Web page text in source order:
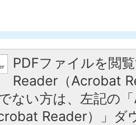
PDFファイルを閲
Reader（Acrobat
ない方は、左記の
Reader）」ダ